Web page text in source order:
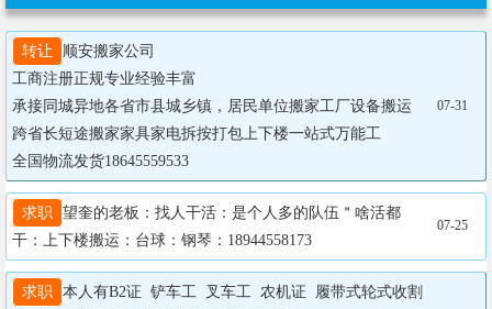
转让
顺安搬家公司
工商注册正规专业经验丰富
承接同城异地各省市县城乡镇，居民单位搬家工厂设备搬运
跨省长短途搬家家具家电拆按打包上下楼一站式万能工
全国物流发货18645559533
07-31
求职
望奎的老板：找人干活：是个人多的队伍＂啥活都
干：上下楼搬运：台球：钢琴：18944558173
07-25
求职
本人有B2证  铲车工  叉车工  农机证  履带式轮式收割